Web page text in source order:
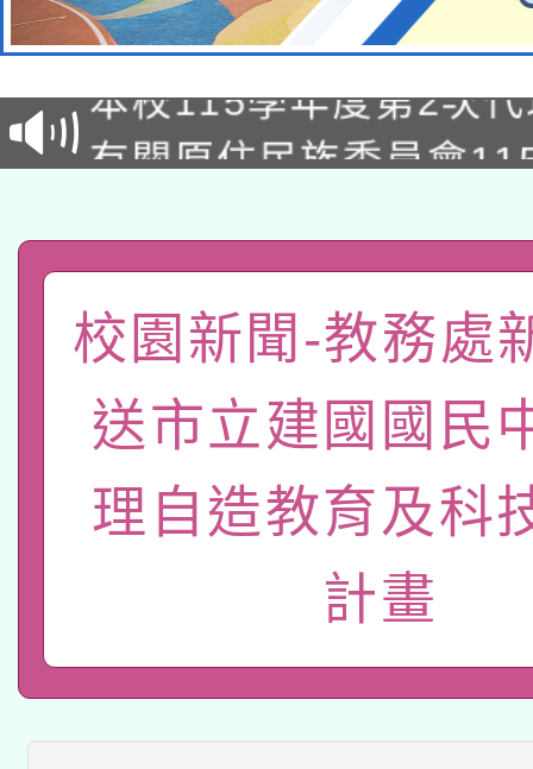
本校115學年度第1次
第3次招考甄選結果公
次招考甄選結果公告(
有關原住民族委員會
一案。
答一案
有關本府115年70歲以
人員健康講座「吃得安
心」，鼓勵退休同仁踴
案。
本校115學年度第2次
招甄選結果公告(無人
招)
本館辦理115年度閱讀
暨閱讀推動專業研習
科技賦能─人工智慧
本校115學年度第1次
本校115學年度第2次
次招考甄選結果公告(
有關原住民族委員會
校園新聞-教務處
送市立建國國民
理自造教育及科
計畫